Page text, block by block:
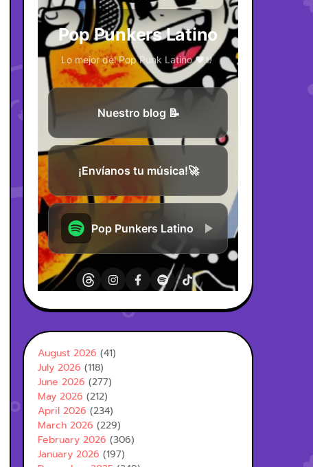
August 2026 (41)
July 2026 (118)
June 2026 (277)
May 2026 (212)
April 2026 (234)
March 2026 (229)
February 2026 (306)
January 2026 (197)